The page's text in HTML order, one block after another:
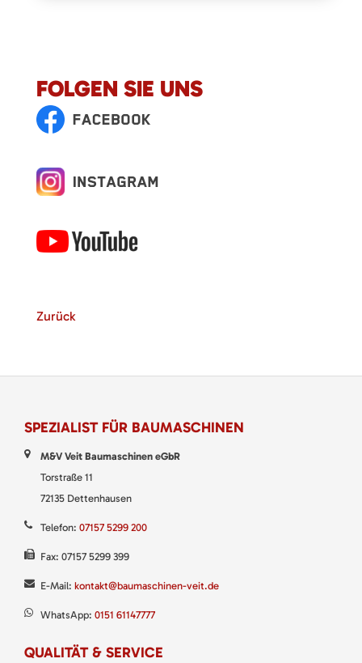
FOLGEN SIE UNS
Zurück
SPEZIALIST FÜR BAUMASCHINEN
M&V Veit Baumaschinen eGbR
Torstraße 11
72135 Dettenhausen
Telefon: 07157 5299 200
Fax: 07157 5299 399
E-Mail: kontakt@baumaschinen-veit.de
WhatsApp: 0151 61147777
QUALITÄT & SERVICE